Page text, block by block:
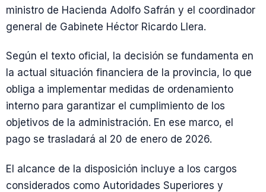
ministro de Hacienda Adolfo Safrán y el coordinador
general de Gabinete Héctor Ricardo Llera.
Según el texto oficial, la decisión se fundamenta en
la actual situación financiera de la provincia, lo que
obliga a implementar medidas de ordenamiento
interno para garantizar el cumplimiento de los
objetivos de la administración. En ese marco, el
pago se trasladará al 20 de enero de 2026.
El alcance de la disposición incluye a los cargos
considerados como Autoridades Superiores y